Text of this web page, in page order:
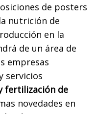
de posters
nutrición de
en la
de un área de
empresas
servicios
fertilización de
novedades en